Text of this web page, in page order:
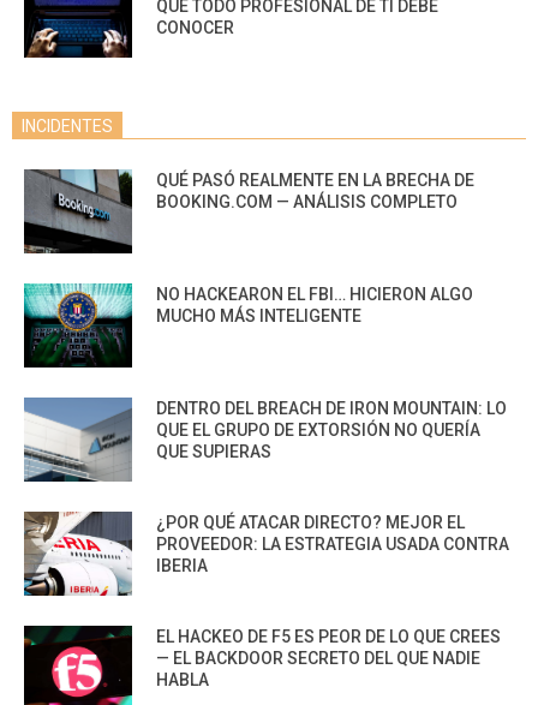
QUE TODO PROFESIONAL DE TI DEBE
CONOCER
INCIDENTES
QUÉ PASÓ REALMENTE EN LA BRECHA DE
BOOKING.COM — ANÁLISIS COMPLETO
NO HACKEARON EL FBI… HICIERON ALGO
MUCHO MÁS INTELIGENTE
DENTRO DEL BREACH DE IRON MOUNTAIN: LO
QUE EL GRUPO DE EXTORSIÓN NO QUERÍA
QUE SUPIERAS
¿POR QUÉ ATACAR DIRECTO? MEJOR EL
PROVEEDOR: LA ESTRATEGIA USADA CONTRA
IBERIA
EL HACKEO DE F5 ES PEOR DE LO QUE CREES
— EL BACKDOOR SECRETO DEL QUE NADIE
HABLA